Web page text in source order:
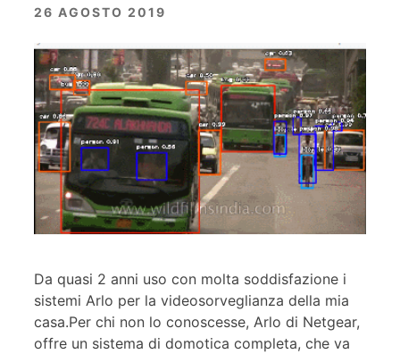
26 AGOSTO 2019
Da quasi 2 anni uso con molta soddisfazione i
sistemi Arlo per la videosorveglianza della mia
casa.Per chi non lo conoscesse, Arlo di Netgear,
offre un sistema di domotica completa, che va